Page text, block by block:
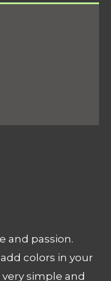
and passion.
colors in your
simple and